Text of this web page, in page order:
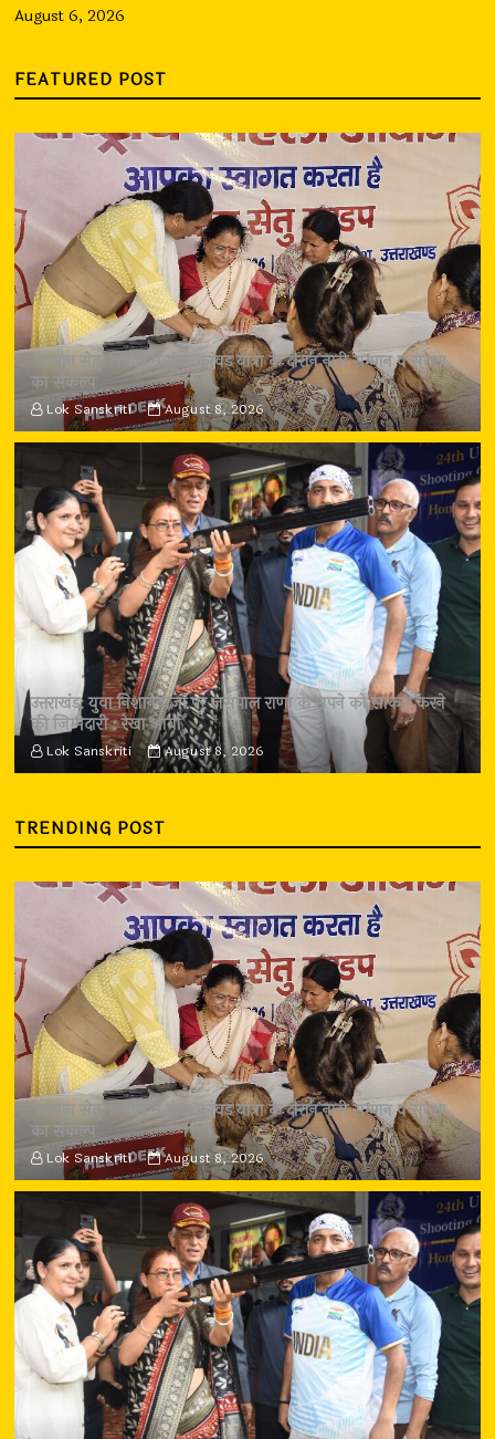
August 6, 2026
FEATURED POST
‘सम्मान सेतु’ शिविर में गूंजा कांवड़ यात्रा के दौरान नारी सम्मान व सुरक्षा
का संकल्प
Lok Sanskriti August 8, 2026
उत्तराखंड: युवा निशानेबाजों पर जसपाल राणा के सपने को साकार करने
की जिम्मेदारी : रेखा आर्या
Lok Sanskriti August 8, 2026
TRENDING POST
‘सम्मान सेतु’ शिविर में गूंजा कांवड़ यात्रा के दौरान नारी सम्मान व सुरक्षा
का संकल्प
Lok Sanskriti August 8, 2026